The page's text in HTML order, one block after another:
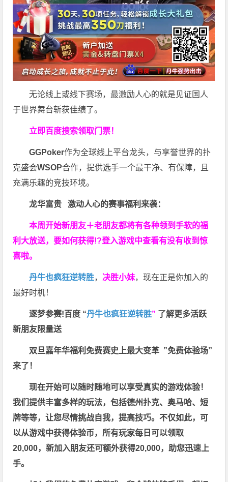
无论线上或线下赛场，最激励人心的就是见证国人
于世界舞台斩获佳绩了。
立即百度搜索领取门票！
GGPoker作为全球线上平台龙头，与享誉世界的扑
克盛会WSOP合作，提供选手一个最干净、有保障，且
充满乐趣的竞技环境。
龙华富贵 激动人心的赛事福利来袭：
本周开始新朋友＋老朋友都将有各种领到手软的福
利大放送，要如何获得!?登入游戏中查看有没有收到惊
喜啦。
丹牛也疯狂逆转胜， 决胜小妹，现在正是你加入的
最好时机！
逐梦参赛!百度 “丹牛也疯狂逆转胜” 了解更多活跃
新朋友限量送
双旦嘉年华福利免费赛史上最大变革 ”免费体验场”
来了！
现在开始可以随时随地可以享受真实的游戏体验！
我们提供丰富多样的玩法，包括德州扑克、奥马哈、短
牌等等，让您尽情挑战自我，提高技巧。不仅如此， 可
以从游戏中获得体验币，所有玩家每日可以领取
20,000，新加入朋友还可额外获得20,000，助您迅速上
手。